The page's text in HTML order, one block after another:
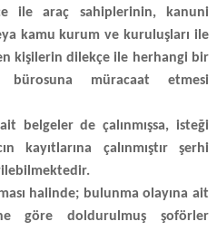
ile araç sahiplerinin, kanuni
kamu kurum ve kuruluşları ile
kişilerin dilekçe ile herhangi bir
müracaat etmesi
belgeler de çalınmışsa, isteği
kayıtlarına çalınmıştır şerhi
halinde; bulunma olayına ait
göre doldurulmuş şoförler